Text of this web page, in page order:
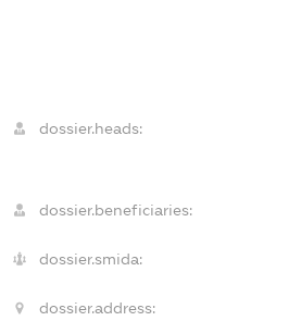
dossier.heads:
dossier.beneficiaries:
dossier.smida:
dossier.address: